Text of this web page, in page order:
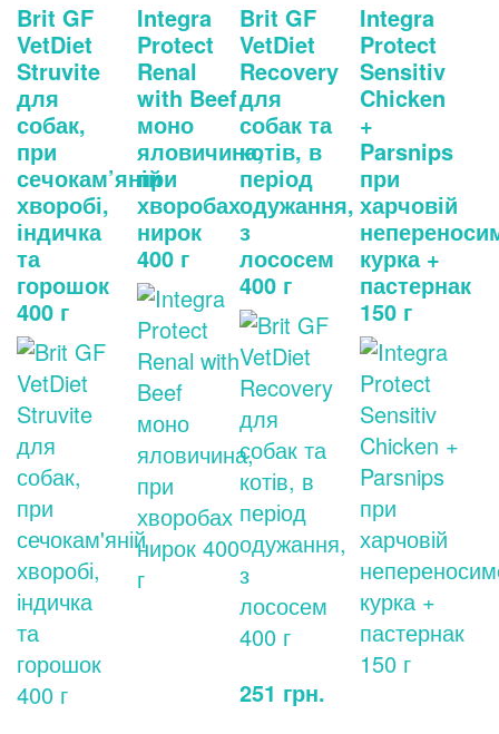
Brit GF
VetDiet
Struvite
для
собак,
при
сечокам’яній
хворобі,
індичка
та
горошок
400 г
Integra
Protect
Renal
with Beef
моно
яловичина,
при
хворобах
нирок
400 г
Brit GF
VetDiet
Recovery
для
собак та
котів, в
період
одужання,
з
лососем
400 г
251 грн.
Integra
Protect
Sensitiv
Chicken
+
Parsnips
при
харчовій
курка +
пастернак
150 г